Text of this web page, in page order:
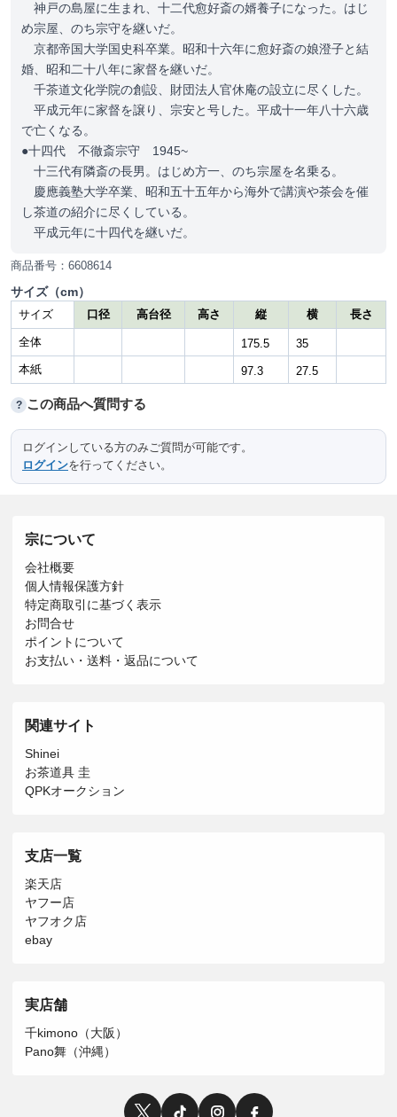
神戸の島屋に生まれ、十二代愈好斎の婿養子になった。はじ
め宗屋、のち宗守を継いだ。
京都帝国大学国史科卒業。昭和十六年に愈好斎の娘澄子と結
婚、昭和二十八年に家督を継いだ。
千茶道文化学院の創設、財団法人官休庵の設立に尽くした。
平成元年に家督を譲り、宗安と号した。平成十一年八十六歳
で亡くなる。
●十四代 不徹斎宗守 1945~
十三代有隣斎の長男。はじめ方一、のち宗屋を名乗る。
慶應義塾大学卒業、昭和五十五年から海外で講演や茶会を催
し茶道の紹介に尽くしている。
平成元年に十四代を継いだ。
商品番号：6608614
サイズ（cm）
サイズ 口径 高台径 高さ 縦 横 長さ
全体 175.5
35
本紙
97.3 27.5
? この商品へ質問する
ログインしている方のみご質問が可能です。
ログインを行ってください。
宗について
会社概要
個人情報保護方針
特定商取引に基づく表示
お問合せ
ポイントについて
お支払い・送料・返品について
関連サイト
Shinei
お茶道具 圭
QPKオークション
支店一覧
楽天店
ヤフー店
ヤフオク店
ebay
実店舗
千kimono（大阪）
Pano舞（沖縄）